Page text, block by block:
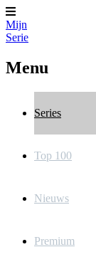
Mijn
Serie
Menu
Series
Top 100
Nieuws
Premium